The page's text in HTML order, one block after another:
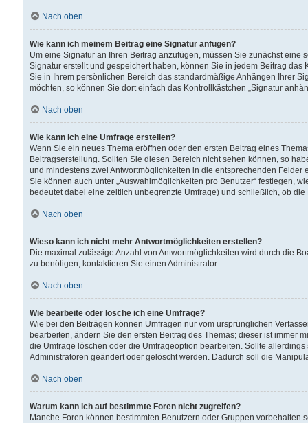
Nach oben
Wie kann ich meinem Beitrag eine Signatur anfügen?
Um eine Signatur an Ihren Beitrag anzufügen, müssen Sie zunächst
Signatur erstellt und gespeichert haben, können Sie in jedem Beitrag
Sie in Ihrem persönlichen Bereich das standardmäßige Anhängen Ihrer
möchten, so können Sie dort einfach das Kontrollkästchen „Signatur
Nach oben
Wie kann ich eine Umfrage erstellen?
Wenn Sie ein neues Thema eröffnen oder den ersten Beitrag eines
Beitragserstellung. Sollten Sie diesen Bereich nicht sehen können, so
und mindestens zwei Antwortmöglichkeiten in die entsprechenden
Sie können auch unter „Auswahlmöglichkeiten pro Benutzer“ festlegen,
bedeutet dabei eine zeitlich unbegrenzte Umfrage) und schließlich, ob
Nach oben
Wieso kann ich nicht mehr Antwortmöglichkeiten erstellen?
Die maximal zulässige Anzahl von Antwortmöglichkeiten wird durch die
zu benötigen, kontaktieren Sie einen Administrator.
Nach oben
Wie bearbeite oder lösche ich eine Umfrage?
Wie bei den Beiträgen können Umfragen nur vom ursprünglichen
bearbeiten, ändern Sie den ersten Beitrag des Themas; dieser ist immer
die Umfrage löschen oder die Umfrageoption bearbeiten. Sollte
Administratoren geändert oder gelöscht werden. Dadurch soll die
Nach oben
Warum kann ich auf bestimmte Foren nicht zugreifen?
Manche Foren können bestimmten Benutzern oder Gruppen